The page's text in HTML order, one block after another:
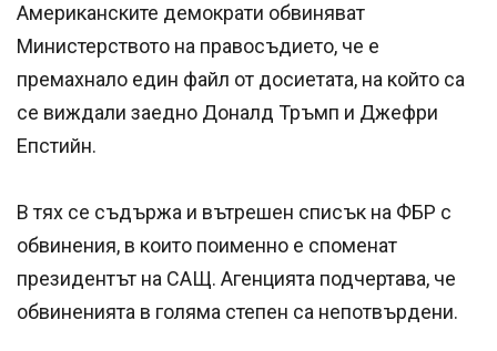
Американските демократи обвиняват
Министерството на правосъдието, че е
премахнало един файл от досиетата, на който са
се виждали заедно Доналд Тръмп и Джефри
Епстийн.
В тях се съдържа и вътрешен списък на ФБР с
обвинения, в които поименно е споменат
президентът на САЩ. Агенцията подчертава, че
обвиненията в голяма степен са непотвърдени.